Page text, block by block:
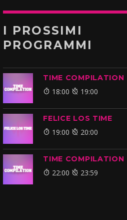
I PROSSIMI
PROGRAMMI
TIME COMPILATION
18:00 19:00
FELICE LOS TIME
19:00 20:00
TIME COMPILATION
22:00 23:59